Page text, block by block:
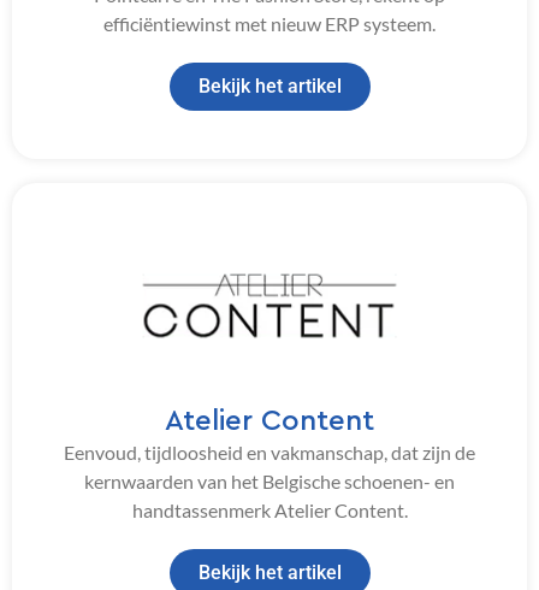
efficiëntiewinst met nieuw ERP systeem.
Bekijk het artikel
Atelier Content
Eenvoud, tijdloosheid en vakmanschap, dat zijn de
kernwaarden van het Belgische schoenen- en
handtassenmerk Atelier Content.
Bekijk het artikel